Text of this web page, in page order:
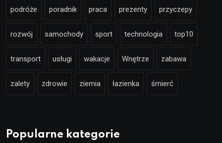
podróże poradnik praca prezenty przyczepy
rozwój samochody sport technologia top10
transport usługi wakacje Wnętrze zabawa
zalety zdrowie ziemia łazienka śmierć
Popularne kategorie